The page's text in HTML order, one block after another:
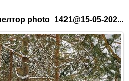
photo_1421@15-05-202...